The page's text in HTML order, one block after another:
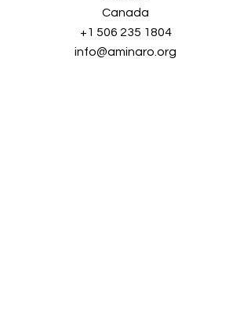
Canada
+1 506 235 1804
info@aminaro.org